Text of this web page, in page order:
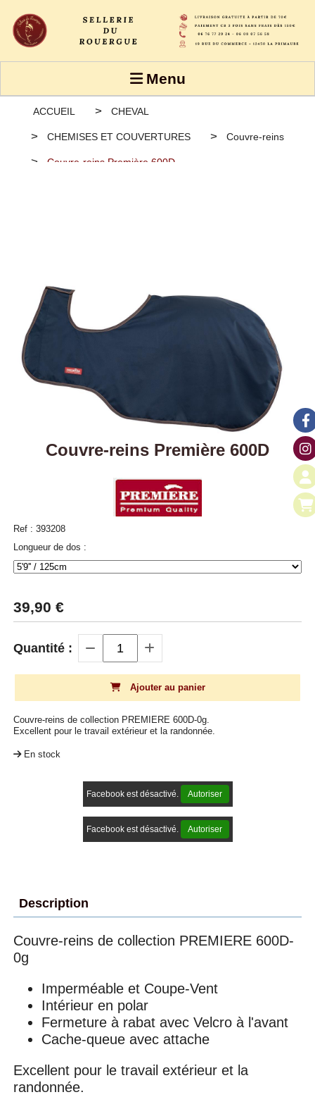
Menu
ACCUEIL CHEVAL
CHEMISES ET COUVERTURES Couvre-reins
Couvre-reins Première 600D
Couvre-reins Première 600D
Ref : 393208
Longueur de dos :
39,90 €
Quantité :
Ajouter au panier
Couvre-reins de collection PREMIERE 600D-0g.
Excellent pour le travail extérieur et la randonnée.
En stock
Facebook est désactivé. Autoriser
Facebook est désactivé. Autoriser
Description
Couvre-reins de collection PREMIERE 600D-
0g
Imperméable et Coupe-Vent
Intérieur en polar
Fermeture à rabat avec Velcro à l'avant
Cache-queue avec attache
Excellent pour le travail extérieur et la
randonnée.